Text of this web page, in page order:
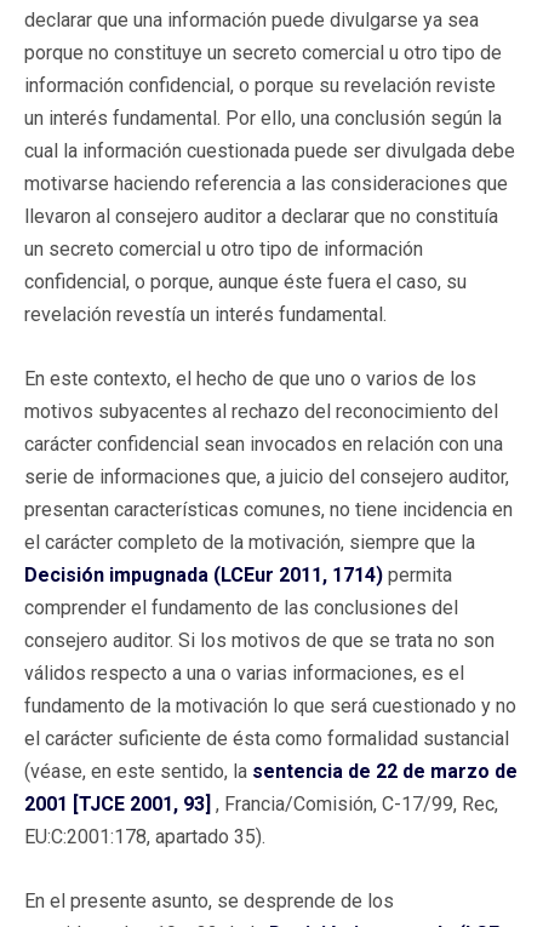
declarar que una información puede divulgarse ya sea
porque no constituye un secreto comercial u otro tipo de
información confidencial, o porque su revelación reviste
un interés fundamental. Por ello, una conclusión según la
cual la información cuestionada puede ser divulgada debe
motivarse haciendo referencia a las consideraciones que
llevaron al consejero auditor a declarar que no constituía
un secreto comercial u otro tipo de información
confidencial, o porque, aunque éste fuera el caso, su
revelación revestía un interés fundamental.
En este contexto, el hecho de que uno o varios de los
motivos subyacentes al rechazo del reconocimiento del
carácter confidencial sean invocados en relación con una
serie de informaciones que, a juicio del consejero auditor,
presentan características comunes, no tiene incidencia en
el carácter completo de la motivación, siempre que la
Decisión impugnada (LCEur 2011, 1714) permita
comprender el fundamento de las conclusiones del
consejero auditor. Si los motivos de que se trata no son
válidos respecto a una o varias informaciones, es el
fundamento de la motivación lo que será cuestionado y no
el carácter suficiente de ésta como formalidad sustancial
(véase, en este sentido, la sentencia de 22 de marzo de
2001 [TJCE 2001, 93] , Francia/Comisión, C-17/99, Rec,
EU:C:2001:178, apartado 35).
En el presente asunto, se desprende de los